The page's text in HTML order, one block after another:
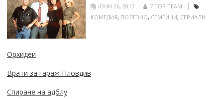
ЮНИ 26, 2017
7 TOP TEAM
КОМЕДИЯ, ПОЛЕЗНО, СЕМЕЙНИ, СЕРИАЛИ
Орхидеи
Врати за гараж Пловдив
Спиране на адблу